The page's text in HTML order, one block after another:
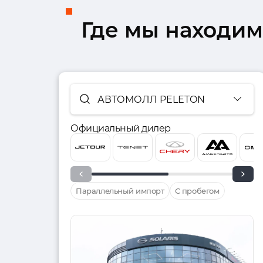
Где мы
АВТОМОЛЛ PELETON
Официальный дилер
Параллельный импорт С пробегом